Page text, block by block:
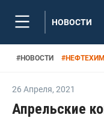
НОВОСТИ
#НОВОСТИ #
26 Апреля, 2021
Апрельские